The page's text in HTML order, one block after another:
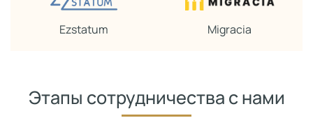
Ezstatum Migracia
Этапы сотрудничества с нами